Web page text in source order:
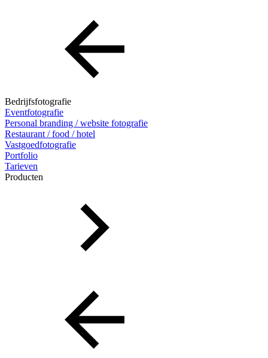
Bedrijfsfotografie
Eventfotografie
Personal branding / website fotografie
Restaurant / food / hotel
Vastgoedfotografie
Portfolio
Tarieven
Producten